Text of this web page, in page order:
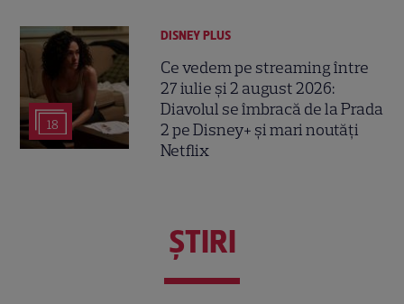
18
DISNEY PLUS
Ce vedem pe streaming între
27 iulie și 2 august 2026:
Diavolul se îmbracă de la Prada
2 pe Disney+ și mari noutăți
Netflix
ŞTIRI